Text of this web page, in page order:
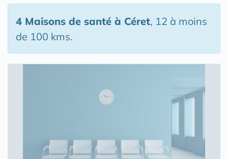
4 Maisons de santé à Céret, 12 à moins
de 100 kms.